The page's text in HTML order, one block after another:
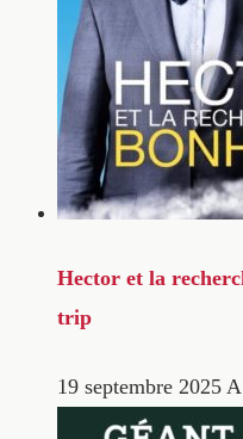
Hector et la
trip
19 septembre 2025